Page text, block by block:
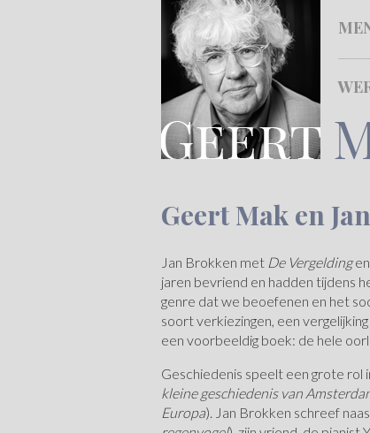
Geert Mak en
Jan Brokken met De Vergelding
jaren bevriend en hadden tijdens
genre dat we beoefenen en het
soort verkiezingen, een
een voorbeeldig boek: de hele
Geschiedenis speelt een grote rol
kleine geschiedenis van
Europa). Jan Brokken schreef